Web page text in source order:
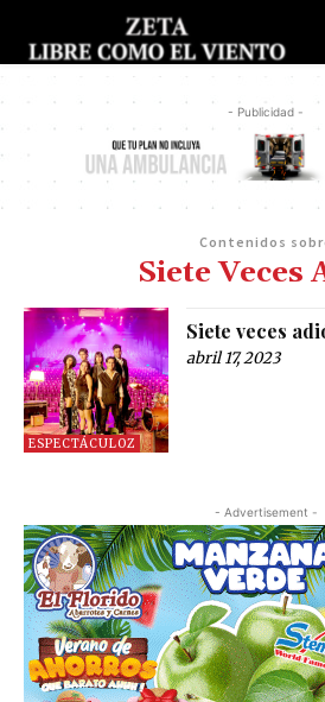
- Publicidad -
Contenidos
Siete Veces
ESPECTÁCULOZ
Siete veces
abril 17, 2023
- Advertisement -